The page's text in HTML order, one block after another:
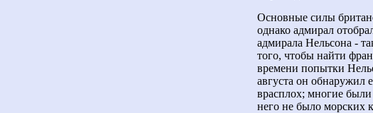
Основные силы
однако адмирал
адмирала Нельсона -
того, чтобы найти
времени попытки
августа он обнаружил
врасплох; многие
него не было морских